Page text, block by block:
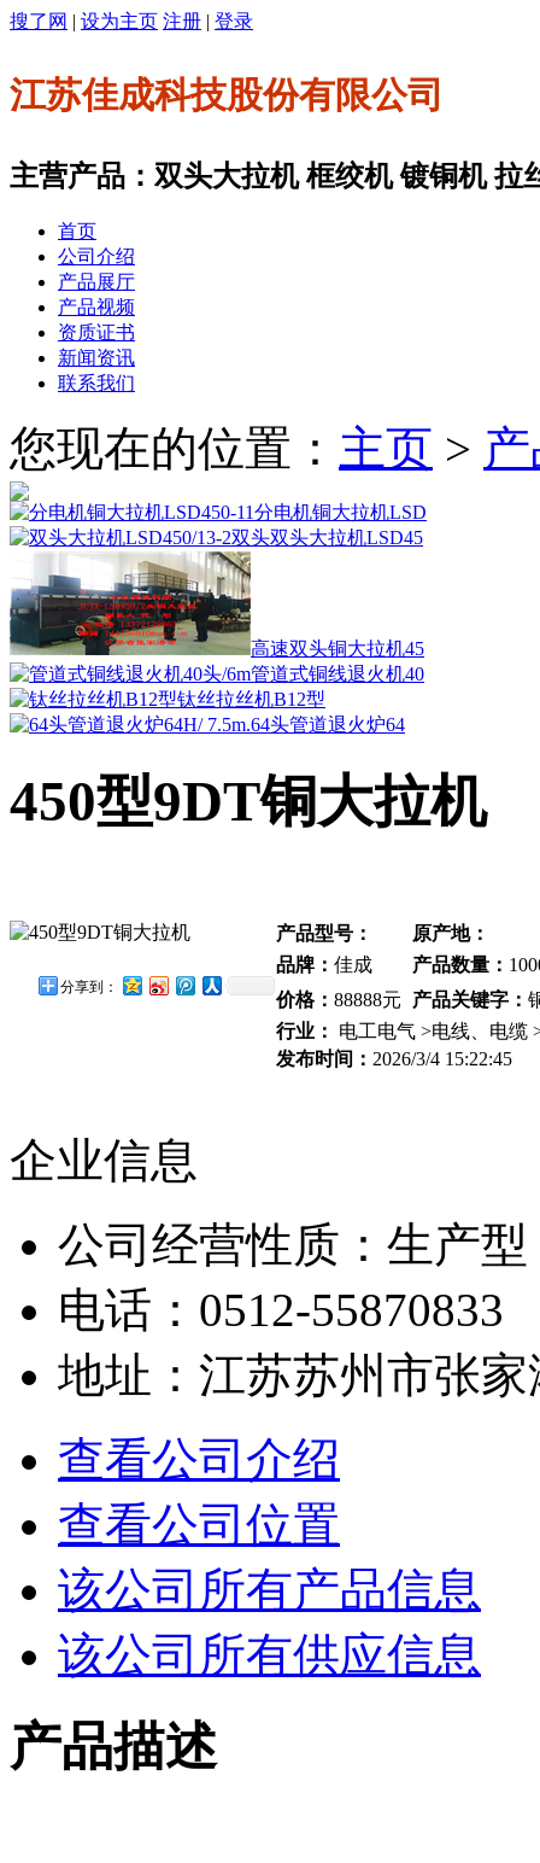
搜了网 | 设为主页 注册 | 登录
江苏佳成科技股份有限公司
主营产品：双头大拉机 框绞机 镀铜机 拉
首页
公司介绍
产品展厅
产品视频
资质证书
新闻资讯
联系我们
您现在的位置： 主页 >
分电机铜大拉机LSD
双头大拉机LSD45
高速双头铜大拉机45
管道式铜线退火机40
钛丝拉丝机B12型
64头管道退火炉64
450型9DT铜大拉机
分享到：
产品型号：
原产地：
品牌： 佳成 产品数量：
价格： 88888元 产品关键字：
行业：
电工电气 >电线、电缆
发布时间： 2026/3/4 15:22:45
企业信息
公司经营性质：生产型
电话：0512-55870833
地址：江苏苏州市张
查看公司介绍
查看公司位置
该公司所有产品信息
该公司所有供应信息
产品描述